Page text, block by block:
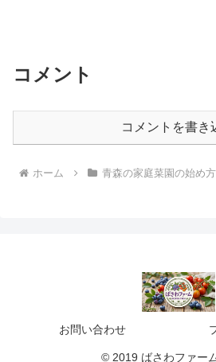
コメント
コメントを書き
ホーム 青森の家庭菜園の始め方
お問い合わせ
© 2019 ばさわファー